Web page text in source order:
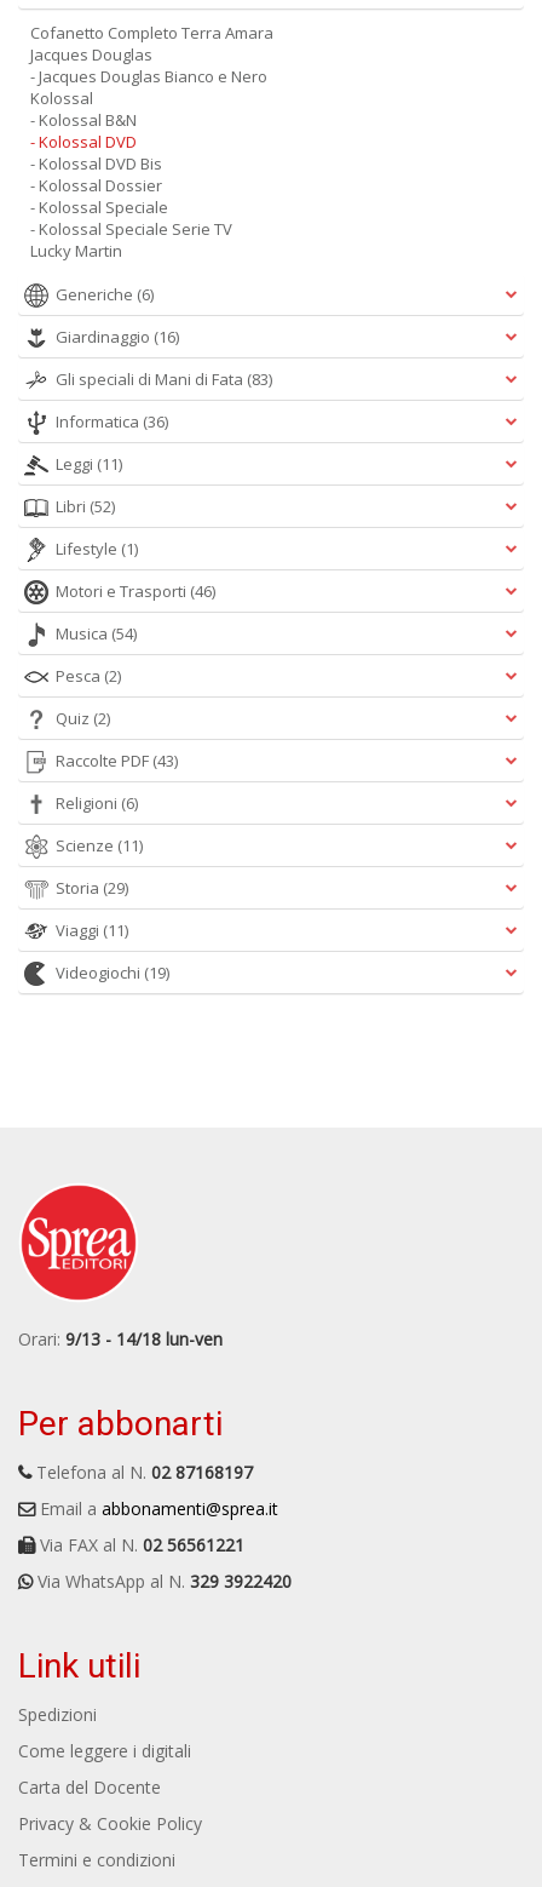
Cofanetto Completo Terra Amara
Jacques Douglas
- Jacques Douglas Bianco e Nero
Kolossal
- Kolossal B&N
- Kolossal DVD
- Kolossal DVD Bis
- Kolossal Dossier
- Kolossal Speciale
- Kolossal Speciale Serie TV
Lucky Martin
Generiche (6)
Giardinaggio (16)
Gli speciali di Mani di Fata (83)
Informatica (36)
Leggi (11)
Libri (52)
Lifestyle (1)
Motori e Trasporti (46)
Musica (54)
Pesca (2)
Quiz (2)
Raccolte PDF (43)
Religioni (6)
Scienze (11)
Storia (29)
Viaggi (11)
Videogiochi (19)
Orari: 9/13 - 14/18 lun-ven
Per abbonarti
Telefona al N. 02 87168197
Email a abbonamenti@sprea.it
Via FAX al N. 02 56561221
Via WhatsApp al N. 329 3922420
Link utili
Spedizioni
Come leggere i digitali
Carta del Docente
Privacy & Cookie Policy
Termini e condizioni